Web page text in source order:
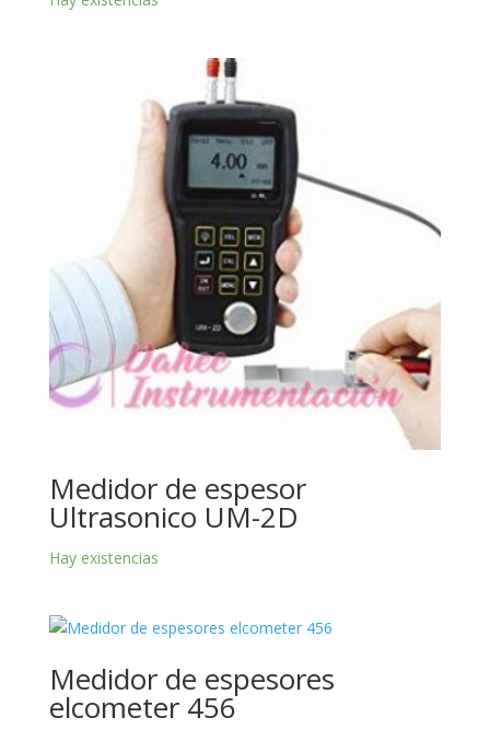
Medidor de espesor
Ultrasonico UM-2D
Hay existencias
Medidor de espesores
elcometer 456